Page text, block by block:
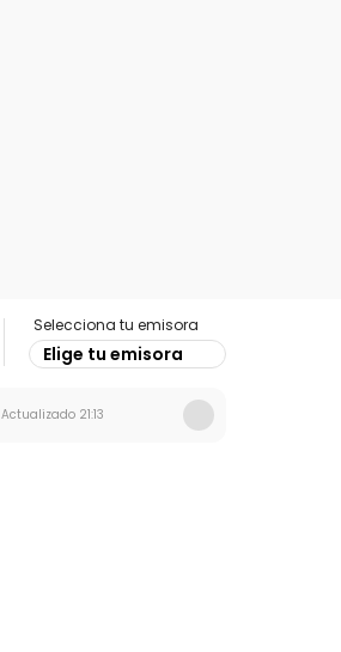
Selecciona tu emisora
Elige tu emisora
Actualizado 21:13